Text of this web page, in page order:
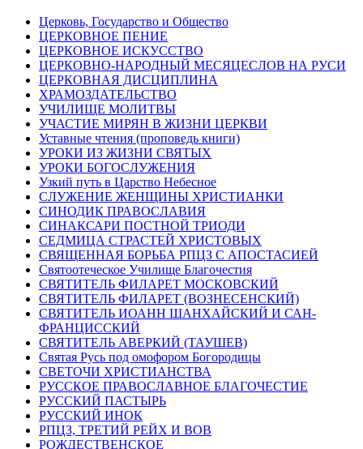
Церковь, Государство и Общество
ЦЕРКОВНОЕ ПЕНИЕ
ЦЕРКОВНОЕ ИСКУССТВО
ЦЕРКОВНО-НАРОДНЫЙ МЕСЯЦЕСЛОВ НА РУСИ
ЦЕРКОВНАЯ ДИСЦИПЛИНА
ХРАМОЗДАТЕЛЬСТВО
УЧИЛИЩЕ МОЛИТВЫ
УЧАСТИЕ МИРЯН В ЖИЗНИ ЦЕРКВИ
Уставные чтения (проповедь книги)
УРОКИ ИЗ ЖИЗНИ СВЯТЫХ
УРОКИ БОГОСЛУЖЕНИЯ
Узкий путь в Царство Небесное
СЛУЖЕНИЕ ЖЕНЩИНЫ ХРИСТИАНКИ
СИНОДИК ПРАВОСЛАВИЯ
СИНАКСАРИ ПОСТНОЙ ТРИОДИ
СЕДМИЦА СТРАСТЕЙ ХРИСТОВЫХ
СВЯЩЕННАЯ БОРЬБА РПЦЗ С АПОСТАСИЕЙ
Святоотеческое Училище Благочестия
СВЯТИТЕЛЬ ФИЛАРЕТ МОСКОВСКИЙ
СВЯТИТЕЛЬ ФИЛАРЕТ (ВОЗНЕСЕНСКИЙ)
СВЯТИТЕЛЬ ИОАНН ШАНХАЙСКИЙ И САН-
ФРАНЦИССКИЙ
СВЯТИТЕЛЬ АВЕРКИЙ (ТАУШЕВ)
Святая Русь под омофором Богородицы
СВЕТОЧИ ХРИСТИАНСТВА
РУССКОЕ ПРАВОСЛАВНОЕ БЛАГОЧЕСТИЕ
РУССКИЙ ПАСТЫРЬ
РУССКИЙ ИНОК
РПЦЗ, ТРЕТИЙ РЕЙХ И ВОВ
РОЖДЕСТВЕНСКОЕ